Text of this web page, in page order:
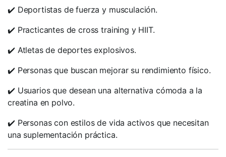
✔️ Deportistas de fuerza y musculación.
✔️ Practicantes de cross training y HIIT.
✔️ Atletas de deportes explosivos.
✔️ Personas que buscan mejorar su rendimiento físico.
✔️ Usuarios que desean una alternativa cómoda a la
creatina en polvo.
✔️ Personas con estilos de vida activos que necesitan
una suplementación práctica.